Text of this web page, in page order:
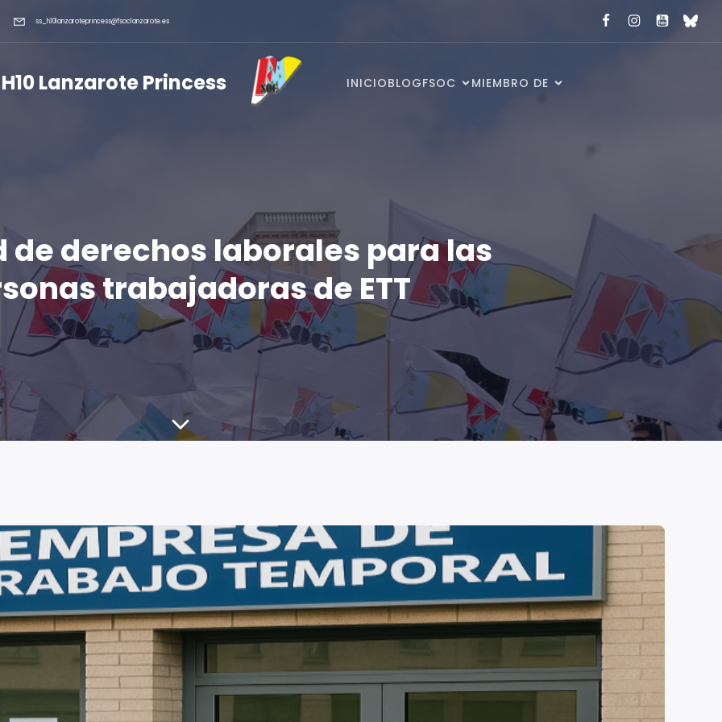
ss_h10lanzaroteprincess@fsoclanzarote.es
Lanzarote Princess INICIOBLOGFSOC MIEMBRO DE
de derechos laborales para las
trabajadoras de ETT